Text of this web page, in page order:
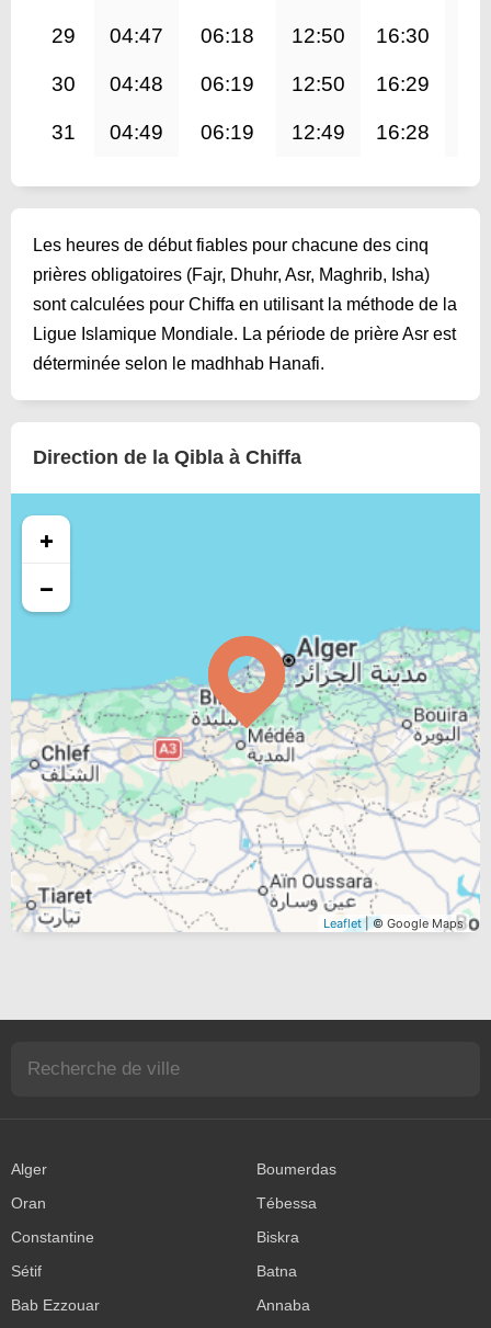
29 04:47 06:18 12:50 16:30
30 04:48 06:19 12:50 16:29
31 04:49 06:19 12:49 16:28
Les heures de début fiables pour chacune des cinq
prières obligatoires (Fajr, Dhuhr, Asr, Maghrib, Isha)
sont calculées pour Chiffa en utilisant la méthode de la
Ligue Islamique Mondiale. La période de prière Asr est
déterminée selon le madhhab Hanafi.
Direction de la Qibla à Chiffa
+
−
Leaflet| © Google Maps
Alger
Boumerdas
Oran
Tébessa
Constantine
Biskra
Sétif
Batna
Bab Ezzouar
Annaba